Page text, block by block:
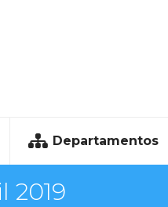
Departamentos
2019